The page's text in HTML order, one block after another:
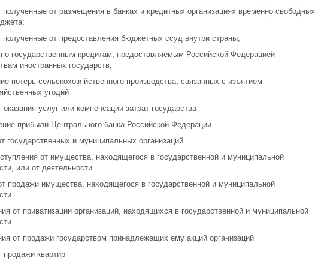
полученные от размещения в банках и кредитных организациях временно свободных
полученные от предоставления бюджетных ссуд внутри страны;
государственным кредитам, предоставляемым Российской Федерацией
иностранных государств;
потерь сельскохозяйственного производства, связанных с изъятием
угодий
оказания услуг или компенсации затрат государства
прибыли Центрального банка Российской Федерации
государственных и муниципальных организаций
от имущества, находящегося в государственной и муниципальной
или от деятельности
продажи имущества, находящегося в государственной и муниципальной
от приватизации организаций, находящихся в государственной и муниципальной
от продажи государством принадлежащих ему акций организаций
продажи квартир